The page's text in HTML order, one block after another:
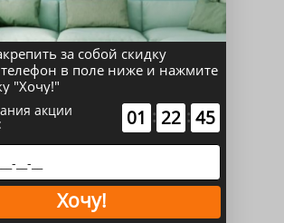
VOZDUHOFF.RU
Кондиционеры и вентиляция
Каталог
СУПЕР РАСПРОДАЖА
Акции
за собой скидку
телефон в поле ниже и нажмите
"Хочу!"
акции 01 : 22 : 44
Хочу!